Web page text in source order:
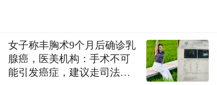
女子称丰胸术9个月后确诊乳
腺癌，医美机构：手术不可
能引发癌症，建议走司法途